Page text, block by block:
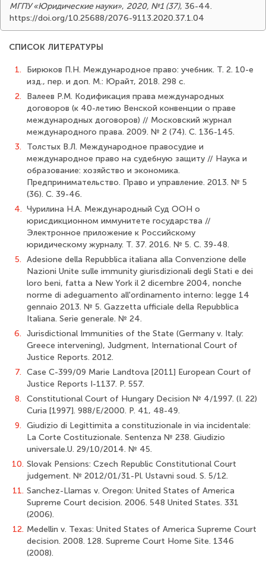
МГПУ «Юридические науки», 2020, №1 (37), 36-44.
https://doi.org/10.25688/2076-9113.2020.37.1.04
СПИСОК ЛИТЕРАТУРЫ
1.
Бирюков П.Н. Международное право: учебник. Т. 2. 10-е
изд., пер. и доп. М.: Юрайт, 2018. 298 с.
2.
Валеев Р.М. Кодификация права международных
договоров (к 40-летию Вен­ской конвенции о праве
международных договоров) // Московский журнал
междуна­родного права. 2009. № 2 (74). С. 136-145.
3.
Толстых В.Л. Международное правосудие и
международное право на судебную защиту // Наука и
образование: хозяйство и экономика.
Предпринимательство. Право и управление. 2013. № 5
(36). С. 39-46.
4. Чурилина Н.А. Международный Суд ООН о
юрисдикционном иммунитете го­сударства //
Электронное приложение к Российскому
юридическому журналу. Т. 37. 2016. № 5. С. 39-48.
5. Adesione della Repubblica italiana alla Convenzione delle
Nazioni Unite sulle immu­nity giurisdizionali degli Stati e dei
loro beni, fatta a New York il 2 dicembre 2004, nonche
norme di adeguamento all'ordinamento interno: legge 14
gennaio 2013. № 5. Gazzetta ufficiale della Repubblica
Italiana. Serie generale. № 24.
6. Jurisdictional Immunities of the State (Germany v. Italy:
Greece intervening), Judgment, International Court of
Justice Reports. 2012.
7. Case C-399/09 Marie Landtova [2011] European Court of
Justice Reports I-1137. P. 557.
8. Constitutional Court of Hungary Decision № 4/1997. (I. 22)
Curia [1997]. 988/E/2000. P. 41, 48-49.
9. Giudizio di Legittimita a constituzionale in via incidentale:
La Corte Costituzionale. Sentenza № 238. Giudizio
universale.U. 29/10/2014. № 45.
10. Slovak Pensions: Czech Republic Constitutional Court
judgement. № 2012/01/31-Pl. Ustavni soud. S. 5/12.
11. Sanchez-Llamas v. Oregon: United States of America
Supreme Court decision. 2006. 548 United States. 331
(2006).
12. Medellin v. Texas: United States of America Supreme Court
decision. 2008. 128. Supreme Court Home Site. 1346
(2008).